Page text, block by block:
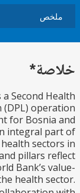
a Second
Loan (DPL)
for
an integral
the health
and pillars
World Bank’s
in the health